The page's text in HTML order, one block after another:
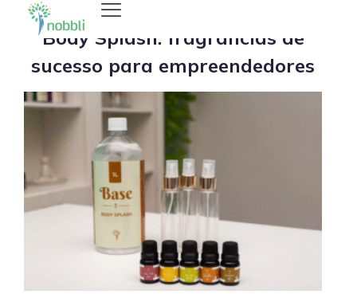
Body Splash: fragrâncias de
sucesso para empreendedores